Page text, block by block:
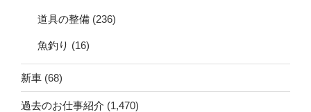
道具の整備 (236)
魚釣り (16)
新車 (68)
過去のお仕事紹介 (1,470)